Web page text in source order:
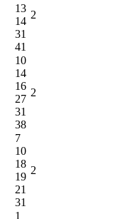
13
14
31
41
2
10
14
16
27
31
38
2
7
10
18
19
21
31
2
1